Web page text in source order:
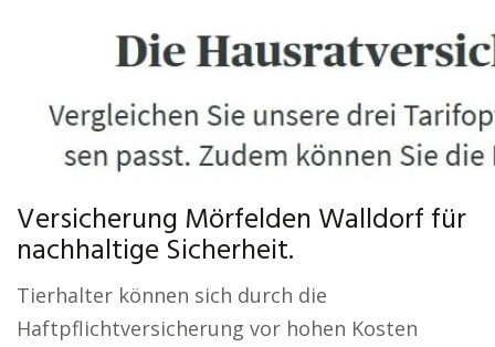
Versicherung Mörfelden Walldorf für
nachhaltige Sicherheit.
Tierhalter können sich durch die
Haftpflichtversicherung vor hohen Kosten